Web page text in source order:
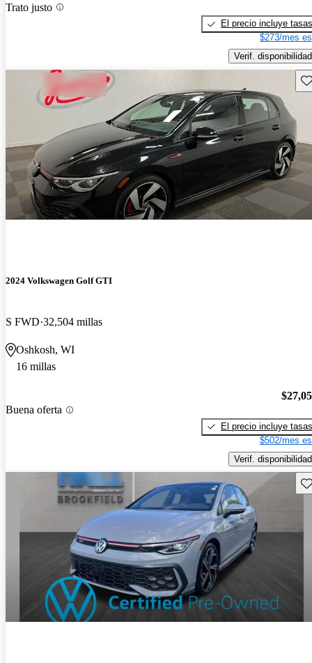
Trato justo
El precio incluye tasas
$273/mes
Verif. disponibilidad
2024 Volkswagen Golf GTI
S FWD 32,504 millas
Oshkosh, WI
16 millas
Buena oferta
El precio incluye tasas
$502/mes
Verif. disponibilidad